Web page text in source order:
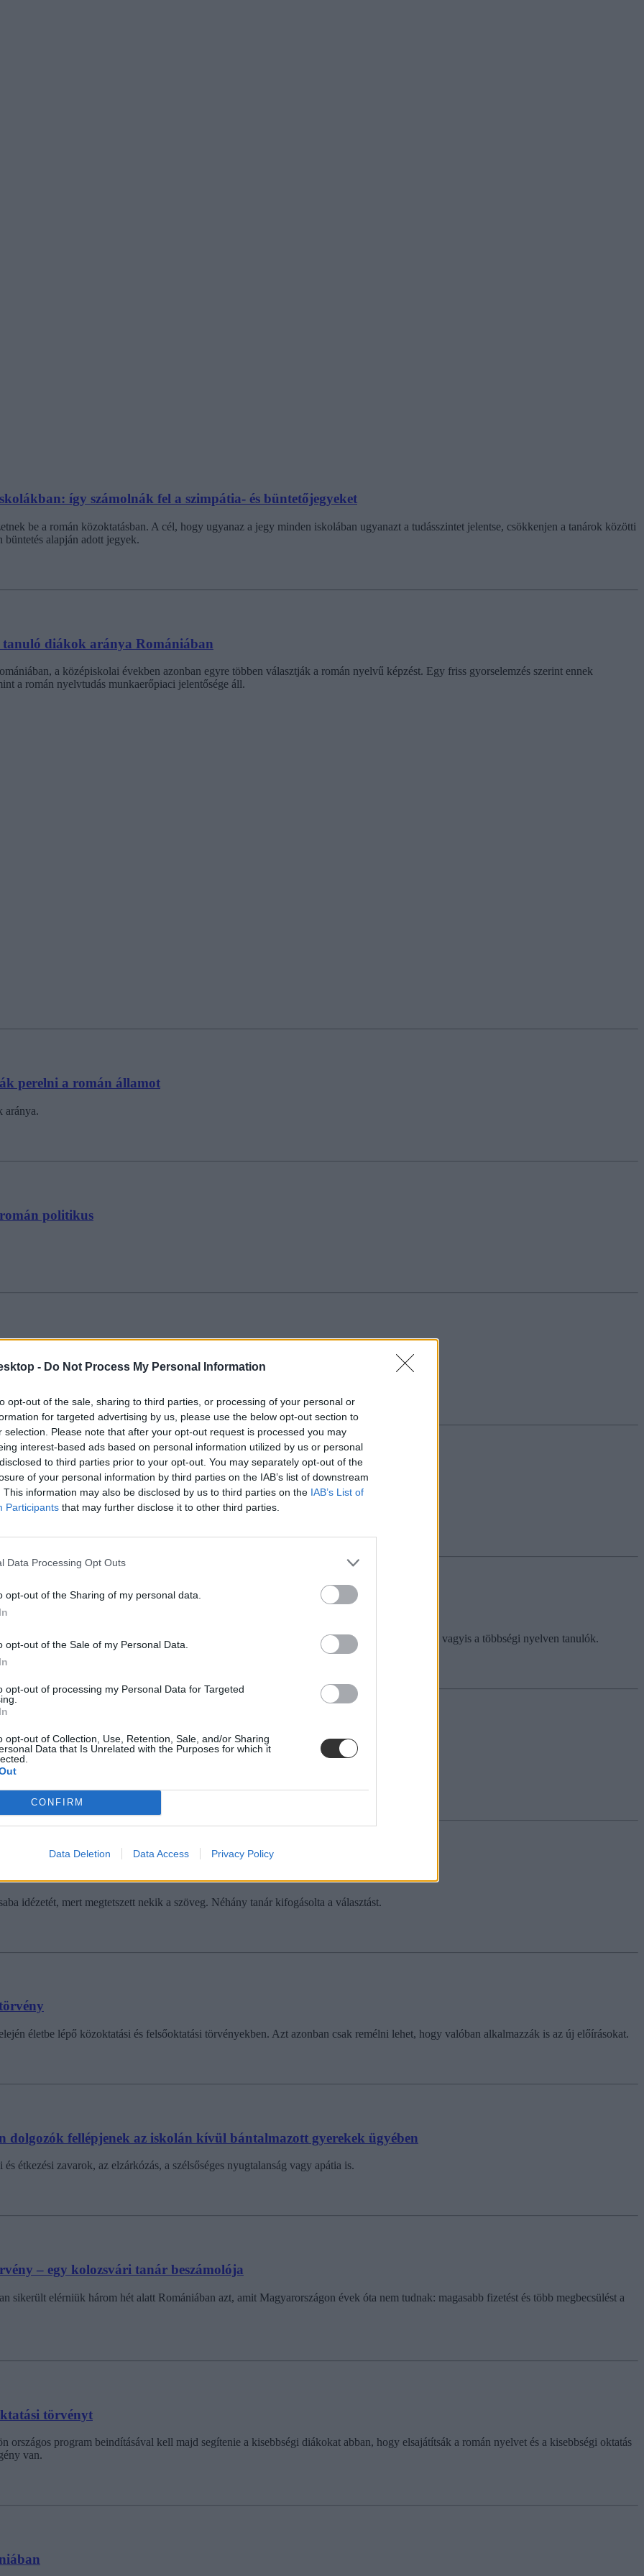
- Do Not Process My Personal Information
opt-out of the sale, sharing to third parties, or processing of your personal or
for targeted advertising by us, please use the below opt-out section to
selection. Please note that after your opt-out request is processed you may
interest-based ads based on personal information utilized by us or personal
to third parties prior to your opt-out. You may separately opt-out of the
of your personal information by third parties on the IAB’s list of downstream
This information may also be disclosed by us to third parties on the IAB’s List of
Participants that may further disclose it to other third parties.
Data Processing Opt Outs
opt-out of the Sharing of my personal data.
opt-out of the Sale of my Personal Data.
opt-out of processing my Personal Data for Targeted
opt-out of Collection, Use, Retention, Sale, and/or Sharing
Data that Is Unrelated with the Purposes for which it
CONFIRM
Data Deletion Data Access Privacy Policy
így számolnák fel a szimpátia- és büntetőjegyeket
be a román közoktatásban. A cél, hogy ugyanaz a jegy minden iskolában ugyanazt a tudásszintet jelentse, csökkenjen a tanárok közötti
büntetés alapján adott jegyek.
tanuló diákok aránya Romániában
a középiskolai években azonban egyre többen választják a román nyelvű képzést. Egy friss gyorselemzés szerint ennek
a román nyelvtudás munkaerőpiaci jelentősége áll.
perelni a román államot
aránya.
politikus
diákok Romániában
illetve 63 ezer érvényesítése még folyamatban van.
tanárok bruttó fizetése
átlagnál a PISA-teszten
és természettudományokból - is jobban teljesítettek Romániában, mint az országos átlag, vagyis a többségi nyelven tanulók.
száma, nehéz helyzetben az erdélyi magyar oktatás
nem mindenki örült neki
idézetét, mert megtetszett nekik a szöveg. Néhány tanár kifogásolta a választást.
életbe lépő közoktatási és felsőoktatási törvényekben. Azt azonban csak remélni lehet, hogy valóban alkalmazzák is az új előírásokat.
dolgozók fellépjenek az iskolán kívül bántalmazott gyerekek ügyében
étkezési zavarok, az elzárkózás, a szélsőséges nyugtalanság vagy apátia is.
– egy kolozsvári tanár beszámolója
elérniük három hét alatt Romániában azt, amit Magyarországon évek óta nem tudnak: magasabb fizetést és több megbecsülést a
törvényt
program beindításával kell majd segítenie a kisebbségi diákokat abban, hogy elsajátítsák a román nyelvet és a kisebbségi oktatás
van.